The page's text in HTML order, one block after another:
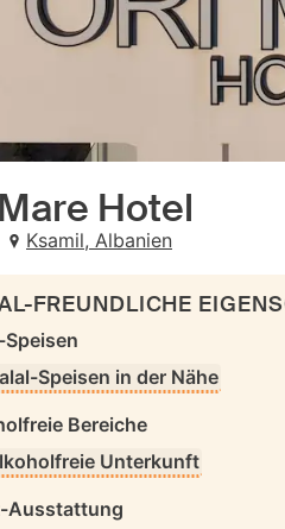
Hotel
stars: 3Ksamil, Albanien
FREUNDLICHE
Speisen
Speisen in der Nähe
Bereiche
Unterkunft
Ausstattung